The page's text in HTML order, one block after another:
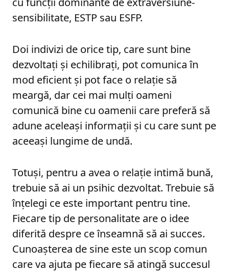
sensibilitate, ESTP sau ESFP.
Doi indivizi de orice tip, care sunt bine
dezvoltați și echilibrați, pot comunica în
mod eficient și pot face o relație să
meargă, dar cei mai mulți oameni
comunică bine cu oamenii care preferă să
adune aceleași informații și cu care sunt pe
aceeași lungime de undă.
Totuși, pentru a avea o relație intimă bună,
trebuie să ai un psihic dezvoltat. Trebuie să
înțelegi ce este important pentru tine.
Fiecare tip de personalitate are o idee
diferită despre ce înseamnă să ai succes.
Cunoașterea de sine este un scop comun
care va ajuta pe fiecare să atingă succesul